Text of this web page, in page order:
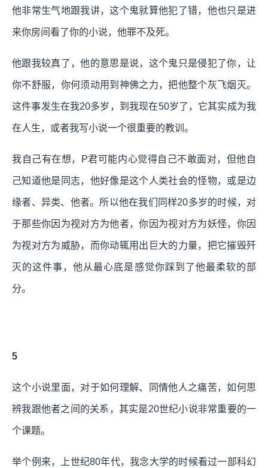
他非常生气地跟我讲，这个鬼就算他犯了错，他也只是进
来你房间看了你的小说，他罪不及死。
他跟我较真了，他的意思是说，这个鬼只是侵犯了你，让
你不舒服，你何须动用到神佛之力，把他整个灰飞烟灭。
这件事发生在我20多岁，到我现在50岁了，它其实成为我
在人生，或者我写小说一个很重要的教训。
我自己有在想，P君可能内心觉得自己不敢面对，但他自
己知道他是同志，他好像是这个人类社会的怪物，或是边
缘者、异类、他者。所以他在我们同样20多岁的时候，对
于那些你因为视对方为他者，你因为视对方为妖怪，你因
为视对方为威胁，而你动辄用出巨大的力量，把它摧毁歼
灭的这件事，他从最心底是感觉你踩到了他最柔软的部
分。
5
这个小说里面，对于如何理解、同情他人之痛苦，如何思
辨我跟他者之间的关系，其实是20世纪小说非常重要的一
个课题。
举个例来，上世纪80年代，我念大学的时候看过一部科幻